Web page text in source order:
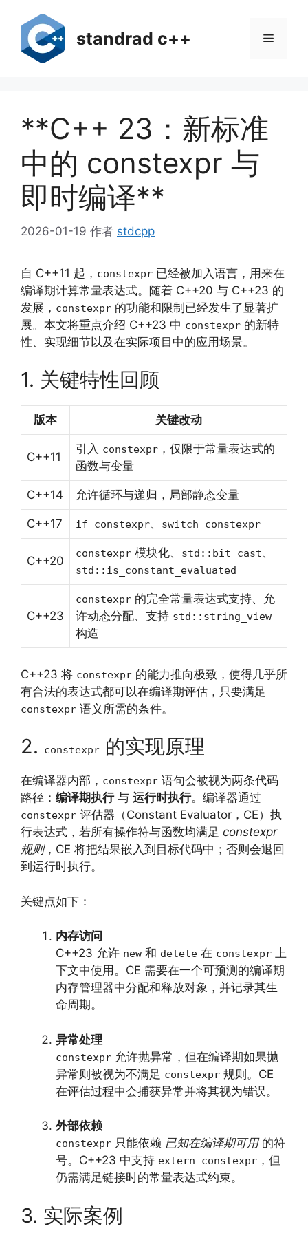
standrad c++ 菜
**C++ 23：新标准
中的 constexpr 与
即时编译**
2026-01-19 作者 stdcpp
自 C++11 起， constexpr 已经被加入语言，用来在
编译期计算常量表达式。随着 C++20 与 C++23 的
发展， constexpr 的功能和限制已经发生了显著扩
展。本文将重点介绍 C++23 中 constexpr 的新特
性、实现细节以及在实际项目中的应用场景。
1. 关键特性回顾
版本 关键改动
C++11
引入 constexpr ，仅限于常量表达式的
函数与变量
C++14 允许循环与递归，局部静态变量
C++17 if constexpr、 switch constexpr
C++20
constexpr 模块化、 std::bit_cast、
std::is_constant_evaluated
C++23
constexpr 的完全常量表达式支持、允
许动态分配、支持 std::string_view
构造
C++23 将 constexpr 的能力推向极致，使得几乎所
有合法的表达式都可以在编译期评估，只要满足
constexpr 语义所需的条件。
2. constexpr 的实现原理
在编译器内部， constexpr 语句会被视为两条代码
路径： 编译期执行与 运行时执行。编译器通过
constexpr 评估器（Constant Evaluator，CE）执
行表达式，若所有操作符与函数均满足 constexpr
规则，CE 将把结果嵌入到目标代码中；否则会退回
到运行时执行。
关键点如下：
内存访问
C++23 允许 new 和 delete 在 constexpr 上
下文中使用。CE 需要在一个可预测的编译期
内存管理器中分配和释放对象，并记录其生
命周期。
异常处理
constexpr 允许抛异常，但在编译期如果抛
异常则被视为不满足 constexpr 规则。CE
在评估过程中会捕获异常并将其视为错误。
外部依赖
constexpr 只能依赖 已知在编译期可用的符
号。C++23 中支持 extern constexpr ，但
仍需满足链接时的常量表达式约束。
3. 实际案例